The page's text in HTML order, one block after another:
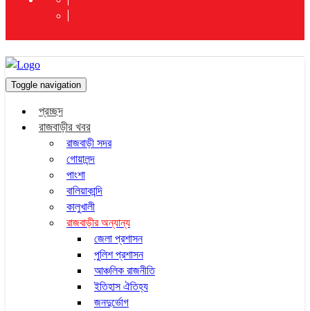
Toggle navigation
প্রচ্ছদ
রাজবাড়ীর খবর
রাজবাড়ী সদর
গোয়ালন্দ
পাংশা
বালিয়াকান্দি
কালুখালী
রাজবাড়ীর অন্যান্য
জেলা প্রশাসন
পুলিশ প্রশাসন
আঞ্চলিক রাজনীতি
ইতিহাস ঐতিহ্য
জনদুর্ভোগ